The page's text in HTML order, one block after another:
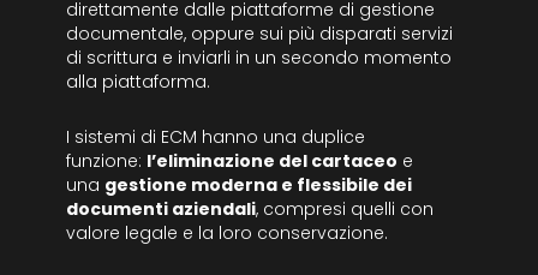
direttamente dalle piattaforme di gestione
documentale, oppure sui più disparati servizi
di scrittura e inviarli in un secondo momento
alla piattaforma.
I sistemi di ECM hanno una duplice
funzione: l’eliminazione del cartaceo e
una gestione moderna e flessibile dei
documenti aziendali, compresi quelli con
valore legale e la loro conservazione.